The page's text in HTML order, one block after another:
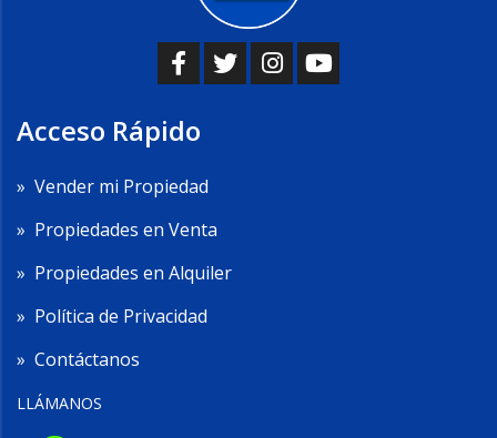
Acceso Rápido
» Vender mi Propiedad
» Propiedades en Venta
» Propiedades en Alquiler
» Política de Privacidad
» Contáctanos
LLÁMANOS